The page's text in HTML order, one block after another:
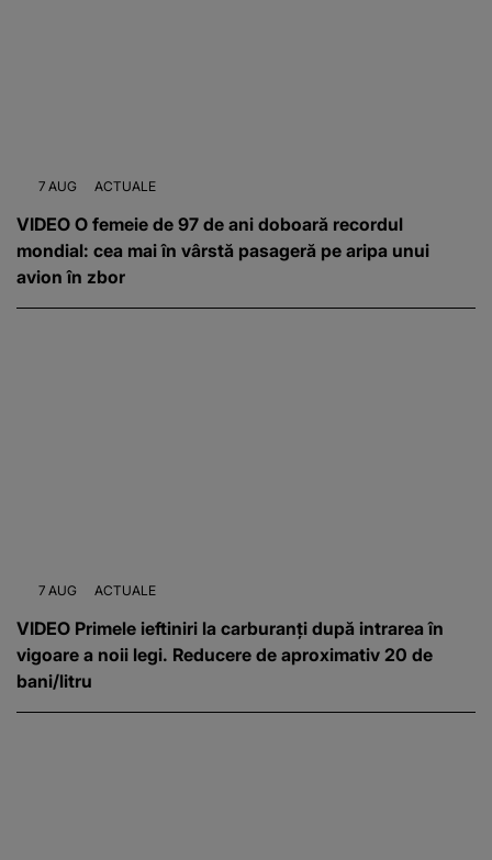
7 AUG ACTUALE
VIDEO O femeie de 97 de ani doboară recordul
mondial: cea mai în vârstă pasageră pe aripa unui
avion în zbor
7 AUG ACTUALE
VIDEO Primele ieftiniri la carburanți după intrarea în
vigoare a noii legi. Reducere de aproximativ 20 de
bani/litru